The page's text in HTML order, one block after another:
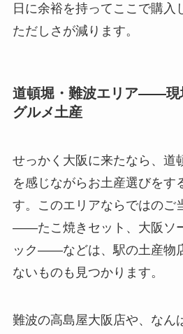
日に余裕を持ってここで購入
ただしさが減ります。
道頓堀・難波エリア——現
グルメ土産
せっかく大阪に来たなら、道
を感じながらお土産選びをす
す。このエリアならではのご
——たこ焼きセット、大阪ソ
ック——などは、駅の土産物
ないものも見つかります。
難波の高島屋大阪店や、なん